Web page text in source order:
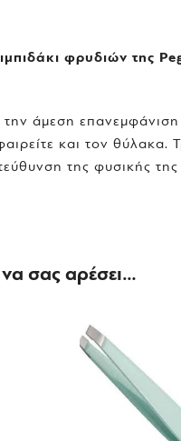
φρυδιών της
άμεση επανεμφάνιση
και τον θύλακα.
της φυσικής
σας αρέσει…